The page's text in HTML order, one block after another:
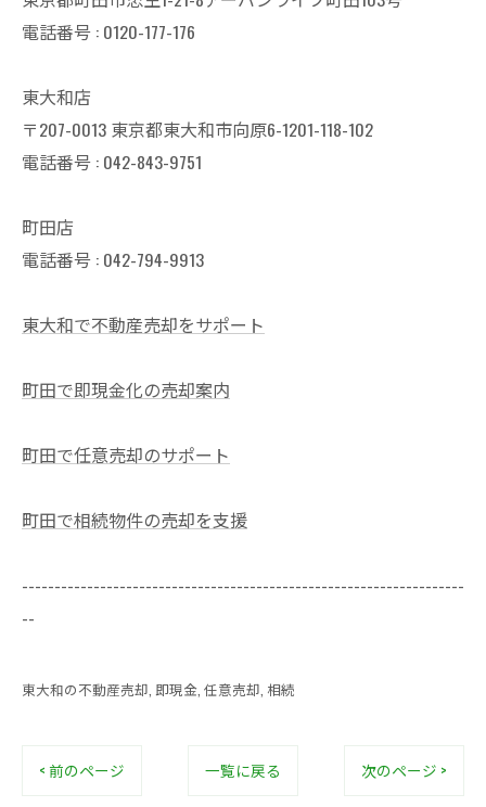
電話番号 : 0120-177-176
東大和店
〒207-0013 東京都東大和市向原6-1201-118-102
電話番号 : 042-843-9751
町田店
電話番号 : 042-794-9913
東大和で不動産売却をサポート
町田で即現金化の売却案内
町田で任意売却のサポート
町田で相続物件の売却を支援
--------------------------------------------------------------------
--
東大和の不動産売却 即現金 任意売却 相続
< 前のページ 一覧に戻る 次のページ >